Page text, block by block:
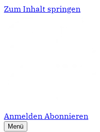
Zum Inhalt springen
Anmelden Abonnieren
Menü